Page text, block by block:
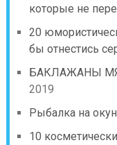
которые не
20
бы отнестись
БАКЛАЖАНЫ
2019
Рыбалка на
10